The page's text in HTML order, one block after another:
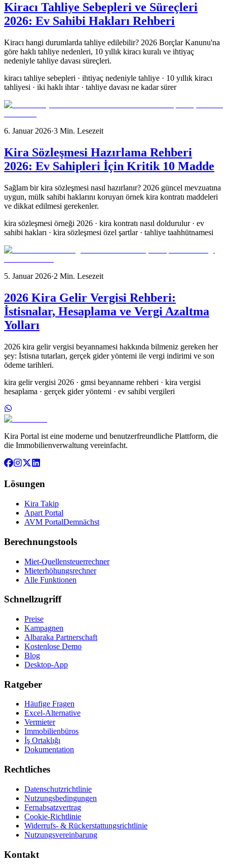
Kiracı Tahliye Sebepleri ve Süreçleri
2026: Ev Sahibi Hakları Rehberi
Kiracı hangi durumlarda tahliye edilebilir? 2026 Borçlar Kanunu'na
göre haklı tahliye nedenleri, 10 yıllık kiracı kuralı ve ihtiyaç
nedeniyle tahliye davası süreçleri.
kiracı tahliye sebepleri · ihtiyaç nedeniyle tahliye · 10 yıllık kiracı
tahliyesi · iki haklı ihtar · tahliye davası ne kadar sürer
6. Januar 2026·3 Min. Lesezeit
Kira Sözleşmesi Hazırlama Rehberi
2026: Ev Sahipleri İçin Kritik 10 Madde
Sağlam bir kira sözleşmesi nasıl hazırlanır? 2026 güncel mevzuatına
uygun, mülk sahibi haklarını koruyan örnek kira kontratı maddeleri
ve dikkat edilmesi gerekenler.
kira sözleşmesi örneği 2026 · kira kontratı nasıl doldurulur · ev
sahibi hakları · kira sözleşmesi özel şartlar · tahliye taahhütnamesi
5. Januar 2026·2 Min. Lesezeit
2026 Kira Gelir Vergisi Rehberi:
İstisnalar, Hesaplama ve Vergi Azaltma
Yolları
2026 kira gelir vergisi beyannamesi hakkında bilmeniz gereken her
şey: İstisna tutarları, gerçek gider yöntemi ile vergi indirimi ve son
ödeme tarihleri.
kira gelir vergisi 2026 · gmsi beyanname rehberi · kira vergisi
hesaplama · gerçek gider yöntemi · ev sahibi vergileri
Kira Portal ist eine moderne und benutzerfreundliche Plattform, die
die Immobilienverwaltung vereinfacht.
Lösungen
Kira Takip
Apart Portal
AVM PortalDemnächst
Berechnungstools
Miet-Quellensteuerrechner
Mieterhöhungsrechner
Alle Funktionen
Schnellzugriff
Preise
Kampagnen
Albaraka Partnerschaft
Kostenlose Demo
Blog
Desktop-App
Ratgeber
Häufige Fragen
Excel-Alternative
Vermieter
Immobilienbüros
İş Ortaklığı
Dokumentation
Rechtliches
Datenschutzrichtlinie
Nutzungsbedingungen
Fernabsatzvertrag
Cookie-Richtlinie
Widerrufs- & Rückerstattungsrichtlinie
Nutzungsvereinbarung
Kontakt